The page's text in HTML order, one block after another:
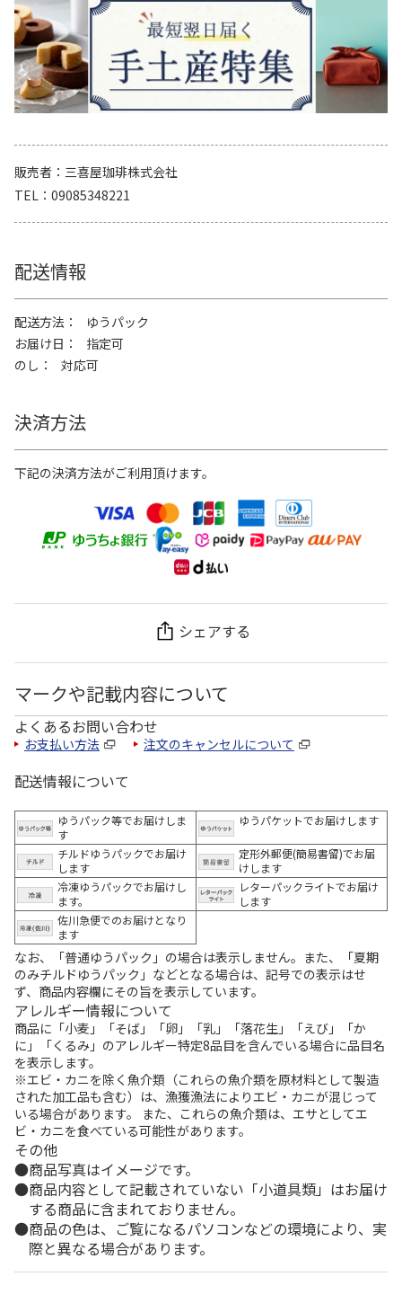
販売者
三喜屋珈琲株式会社
TEL
09085348221
配送情報
配送方法
ゆうパック
お届け日
指定可
のし
対応可
決済方法
下記の決済方法がご利用頂けます。
シェアする
マークや記載内容について
よくあるお問い合わせ
お支払い方法 注文のキャンセルについて
配送情報について
ゆうパック等でお届けしま
す
ゆうパケットでお届けします
チルドゆうパックでお届け
します
定形外郵便(簡易書留)でお届
けします
冷凍ゆうパックでお届けし
ます。
レターパックライトでお届け
します
佐川急便でのお届けとなり
ます
なお、「普通ゆうパック」の場合は表示しません。また、「夏期
のみチルドゆうパック」などとなる場合は、記号での表示はせ
ず、商品内容欄にその旨を表示しています。
アレルギー情報について
商品に「小麦」「そば」「卵」「乳」「落花生」「えび」「か
に」「くるみ」のアレルギー特定8品目を含んでいる場合に品目名
を表示します。
※エビ・カニを除く魚介類（これらの魚介類を原材料として製造
された加工品も含む）は、漁獲漁法によりエビ・カニが混じって
いる場合があります。 また、これらの魚介類は、エサとしてエ
ビ・カニを食べている可能性があります。
その他
商品写真はイメージです。
商品内容として記載されていない「小道具類」はお届け
する商品に含まれておりません。
商品の色は、ご覧になるパソコンなどの環境により、実
際と異なる場合があります。